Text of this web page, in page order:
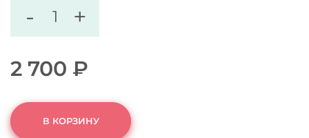
- +
2 700 ₽
В КОРЗИНУ